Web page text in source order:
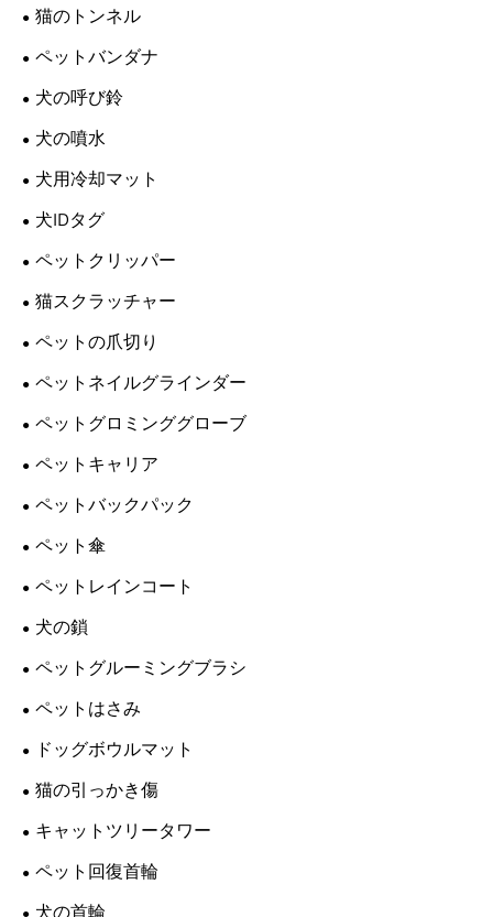
猫のトンネル
ペットバンダナ
犬の呼び鈴
犬の噴水
犬用冷却マット
犬IDタグ
ペットクリッパー
猫スクラッチャー
ペットの爪切り
ペットネイルグラインダー
ペットグロミンググローブ
ペットキャリア
ペットバックパック
ペット傘
ペットレインコート
犬の鎖
ペットグルーミングブラシ
ペットはさみ
ドッグボウルマット
猫の引っかき傷
キャットツリータワー
ペット回復首輪